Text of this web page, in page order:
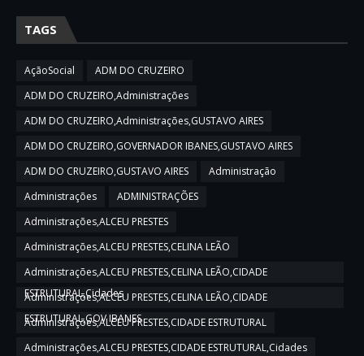
TAGS
AçãoSocial
ADM DO CRUZEIRO
ADM DO CRUZEIRO,Administrações
ADM DO CRUZEIRO,Administrações,GUSTAVO AIRES
ADM DO CRUZEIRO,GOVERNADOR IBANES,GUSTAVO AIRES
ADM DO CRUZEIRO,GUSTAVO AIRES
Administração
Administrações
ADMINISTRAÇÕES
Administrações,ALCEU PRESTES
Administrações,ALCEU PRESTES,CELINA LEÃO
Administrações,ALCEU PRESTES,CELINA LEÃO,CIDADE
ESTRUTURAL,Cidades
Administrações,ALCEU PRESTES,CELINA LEÃO,CIDADE
ESTRUTURAL,GOV IBANES
Administrações,ALCEU PRESTES,CIDADE ESTRUTURAL
Administrações,ALCEU PRESTES,CIDADE ESTRUTURAL,Cidades